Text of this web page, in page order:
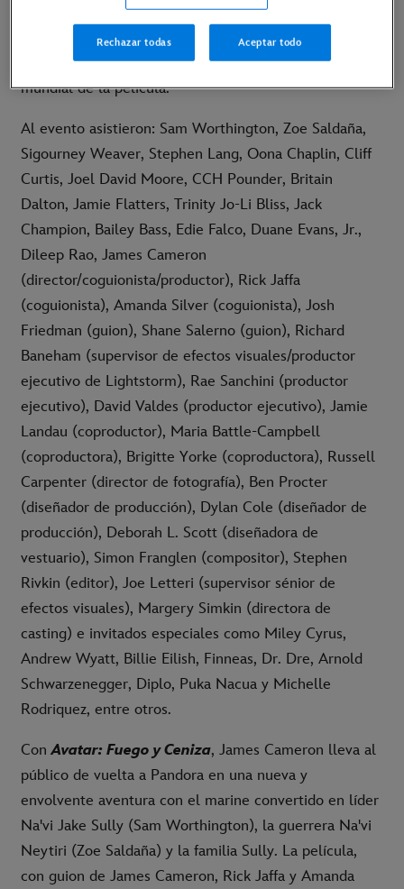
Madrid, 2 de diciembre de 2025- El reparto y los
creadores deAvatar: Fuego y cenizaestuvieron ayer
en el Dolby Theatre de Hollywood para el estreno
mundial de la película.
Al evento asistieron: Sam Worthington, Zoe Saldaña,
Sigourney Weaver, Stephen Lang, Oona Chaplin, Cliff
Curtis, Joel David Moore, CCH Pounder, Britain
Dalton, Jamie Flatters, Trinity Jo-Li Bliss, Jack
Champion, Bailey Bass, Edie Falco, Duane Evans, Jr.,
Dileep Rao, James Cameron
(director/coguionista/productor), Rick Jaffa
(coguionista), Amanda Silver (coguionista), Josh
Friedman (guion), Shane Salerno (guion), Richard
Baneham (supervisor de efectos visuales/productor
ejecutivo de Lightstorm), Rae Sanchini (productor
ejecutivo), David Valdes (productor ejecutivo), Jamie
Landau (coproductor), Maria Battle-Campbell
(coproductora), Brigitte Yorke (coproductora), Russell
Carpenter (director de fotografía), Ben Procter
(diseñador de producción), Dylan Cole (diseñador de
producción), Deborah L. Scott (diseñadora de
vestuario), Simon Franglen (compositor), Stephen
Rivkin (editor), Joe Letteri (supervisor sénior de
efectos visuales), Margery Simkin (directora de
casting) e invitados especiales como Miley Cyrus,
Andrew Wyatt, Billie Eilish, Finneas, Dr. Dre, Arnold
Schwarzenegger, Diplo, Puka Nacua y Michelle
Rodriquez, entre otros.
ConAvatar: Fuego y Ceniza, James Cameron lleva al
público de vuelta a Pandora en una nueva y
envolvente aventura con el marine convertido en líder
Na'vi Jake Sully (Sam Worthington), la guerrera Na'vi
Neytiri (Zoe Saldaña) y la familia Sully. La película,
con guion de James Cameron, Rick Jaffa y Amanda
Rechazar todas Aceptar todo